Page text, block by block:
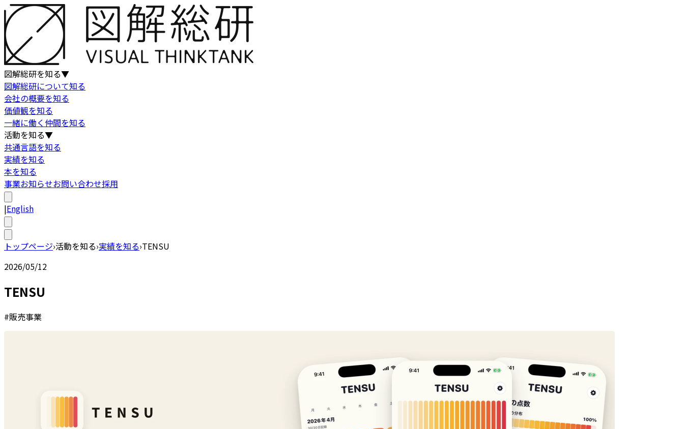
図解総研を知る▼
図解総研について知る
会社の概要を知る
価値観を知る
一緒に働く仲間を知る
活動を知る▼
共通言語を知る
実績を知る
本を知る
事業お知らせお問い合わせ採用
|English
トップページ›活動を知る›実績を知る›TENSU
2026/05/12
TENSU
#販売事業